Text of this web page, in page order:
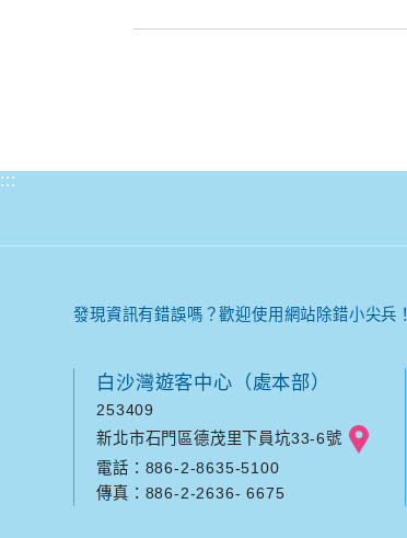
:::
發現資訊有錯誤嗎？歡迎使用網站除錯小尖兵！
白沙灣遊客中心（處本部）
253409
新北市石門區德茂里下員坑33-6號
電話：886-2-8635-5100
傳真：886-2-2636- 6675